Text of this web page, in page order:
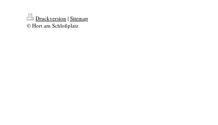
Druckversion | Sitemap
© Hort am Schloßplatz